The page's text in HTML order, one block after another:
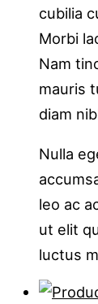
cubilia
Morbi
Nam
mauris
diam
Nulla
leo ac
ut elit
luctus